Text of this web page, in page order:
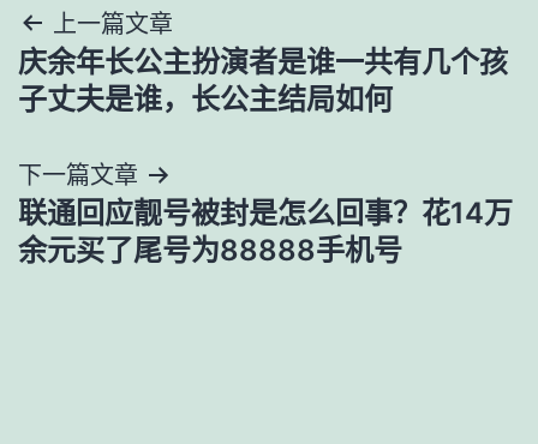
文
章
航
上一篇文章
庆余年长公主扮演者是谁一共有几个孩
子丈夫是谁，长公主结局如何
下一篇文章
联通回应靓号被封是怎么回事？花14万
余元买了尾号为88888手机号